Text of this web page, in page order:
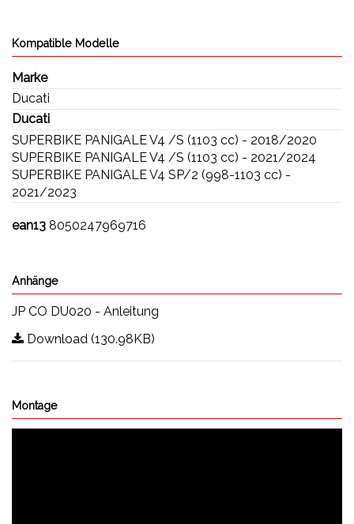
Kompatible Modelle
Marke
Ducati
Ducati
SUPERBIKE PANIGALE V4 /S (1103 cc) - 2018/2020
SUPERBIKE PANIGALE V4 /S (1103 cc) - 2021/2024
SUPERBIKE PANIGALE V4 SP/2 (998-1103 cc) -
2021/2023
ean13 8050247969716
Anhänge
JP CO DU020 - Anleitung
Download (130.98KB)
Montage